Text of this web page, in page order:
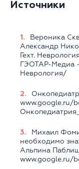
Источники
Вероника
Александр
Гехт.
ГЭОТАР-Медиа
Неврология/
www.google.ru/
Михаил
необходимо
Альпина
www.google.ru/